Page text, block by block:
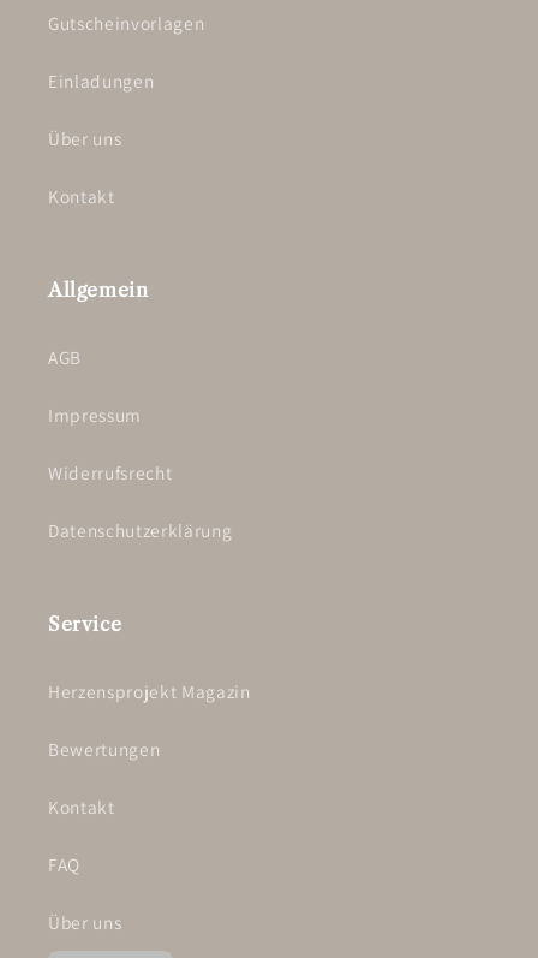
Gutscheinvorlagen
Einladungen
Über uns
Kontakt
Allgemein
AGB
Impressum
Widerrufsrecht
Datenschutzerklärung
Service
Herzensprojekt Magazin
Bewertungen
Kontakt
FAQ
Über uns